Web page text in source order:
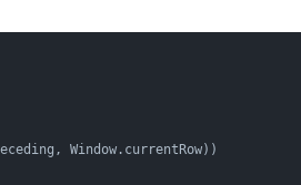
Window.currentRow))